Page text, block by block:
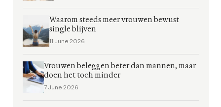
Waarom steeds meer vrouwen bewust
single blijven
11 June 2026
Vrouwen beleggen beter dan mannen, maar
doen het toch minder
7 June 2026